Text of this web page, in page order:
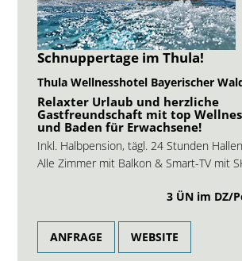
Schnuppertage im Thula!
Thula Wellnesshotel Bayerischer
Relaxter Urlaub und herzliche
Gastfreundschaft mit top
und Baden für Erwachsene!
Inkl. Halbpension, tägl. 24 Stunden
Alle Zimmer mit Balkon & Smart-TV mit
3 ÜN im DZ/
ANFRAGE WEBSITE